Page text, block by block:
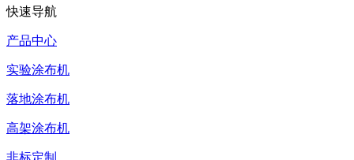
快速导航
产品中心
实验涂布机
落地涂布机
高架涂布机
非标定制